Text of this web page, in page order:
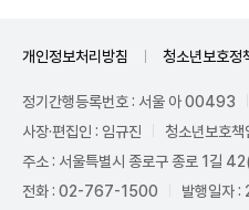
개인정보처리방침 청소년보호정
정기간행등록번호 : 서울 아 00493
사장·편집인 : 임규진
청소년보호책
주소 : 서울특별시 종로구 종로 1길
전화 : 02-767-1500
발행일자